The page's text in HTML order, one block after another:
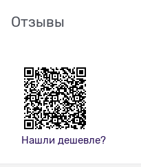
Отзывы
Нашли дешевле?